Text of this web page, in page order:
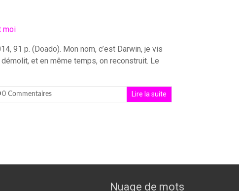
91 p. (Doado). Mon nom, c’est Darwin, je vis
et en même temps, on reconstruit. Le
0 Commentaires Lire la suite
Nuage de mots